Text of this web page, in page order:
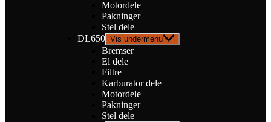
Motordele
Pakninger
Stel dele
DL650 Vis undermenu
Bremser
El dele
Filtre
Karburator dele
Motordele
Pakninger
Stel dele